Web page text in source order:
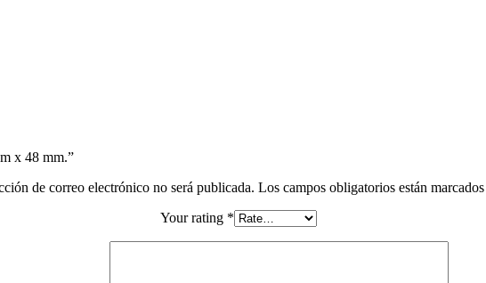
x 48 mm.”
de correo electrónico no será publicada. Los campos obligatorios están
Your rating *